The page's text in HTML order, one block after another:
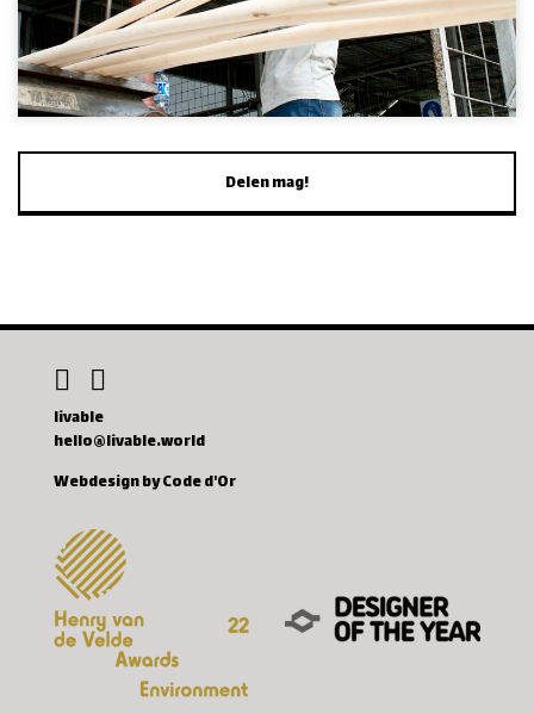
Delen mag!
livable
hello@livable.world
Webdesign by Code d'Or